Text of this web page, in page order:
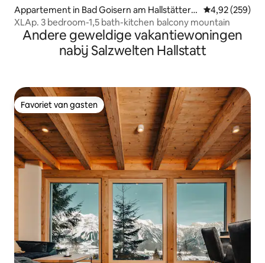
Appartement in Bad Goisern am Hallstätters
ee
Gemiddelde
4,92 (259)
XLAp. 3 bedroom-1,5 bath-kitchen balcony mountain
Andere geweldige vakantiewoningen
nabij Salzwelten Hallstatt
Favoriet van gasten
Favoriet van gasten